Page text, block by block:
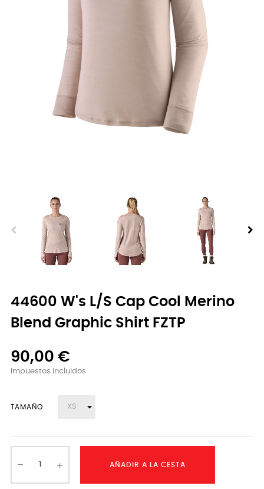
44600 W's L/S Cap Cool Merino
Blend Graphic Shirt FZTP
90,00 €
Impuestos incluidos
TAMAÑO
AÑADIR A LA CESTA